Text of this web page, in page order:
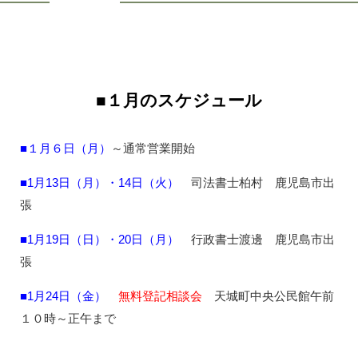
■１月のスケジュール
■１月６日（月） ～通常営業開始
■1月13日（月）・14日（火） 司法書士柏村 鹿児島市出
張
■1月19日（日）・20日（月） 行政書士渡邊 鹿児島市出
張
■1月24日（金） 無料登記相談会 天城町中央公民館午前
１０時～正午まで